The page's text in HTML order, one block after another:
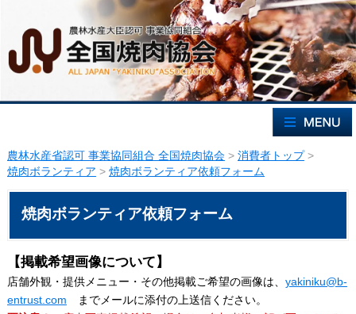
農林水産省認可 事業協同組合 全国焼肉協会 > 消費者トップ >
焼肉ボランティア > 焼肉ボランティア依頼フォーム
焼肉ボランティア依頼フォーム
【掲載希望画像について】
店舗外観・提供メニュー・その他掲載ご希望の画像は、 yakiniku@b-
entrust.com までメールに添付の上送信ください。